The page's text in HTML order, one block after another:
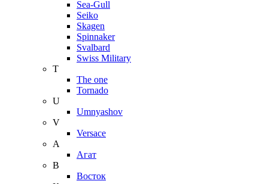
Sea-Gull
Seiko
Skagen
Spinnaker
Svalbard
Swiss Military
T
The one
Tornado
U
Umnyashov
V
Versace
А
Агат
В
Восток